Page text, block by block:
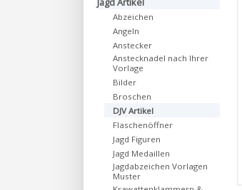
Abzeichen
Angeln
Anstecker
Anstecknadel nach Ihrer
Vorlage
Bilder
Broschen
DJV Artikel
Flaschenöffner
Jagd Figuren
Jagd Medaillen
Jagdabzeichen Vorlagen
Muster